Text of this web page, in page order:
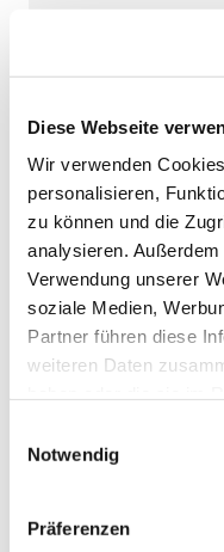
Diese Webseite
Wir verwenden
personalisieren,
zu können und die
analysieren.
Verwendung unserer
soziale Medien,
Partner führen diese
weiteren Daten
Notwendig
Präferenzen
Lesehore
und die
stiller Meditation.
ZumMitbeten
das auch als
zur Verfügung steht.